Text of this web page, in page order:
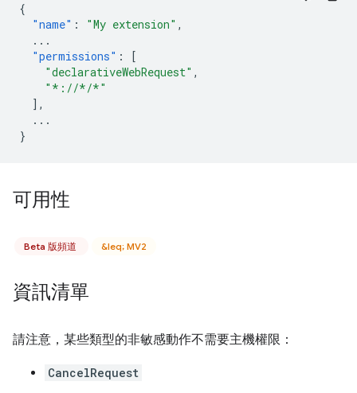
{
"name" : "My extension" ,
...
"permissions" :
[
"declarativeWebRequest" ,
"*://*/*"
],
...
}
可用性
Beta 版頻道 &leq; MV2
資訊清單
請注意，某些類型的非敏感動作不需要主機權限：
CancelRequest